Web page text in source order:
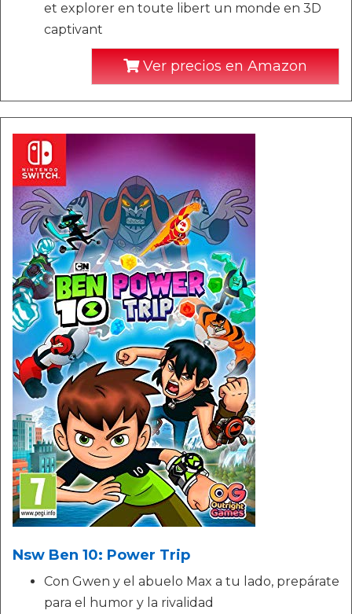
et explorer en toute libert un monde en 3D
captivant
Ver precios en Amazon
Nsw Ben 10: Power Trip
Con Gwen y el abuelo Max a tu lado, prepárate
para el humor y la rivalidad